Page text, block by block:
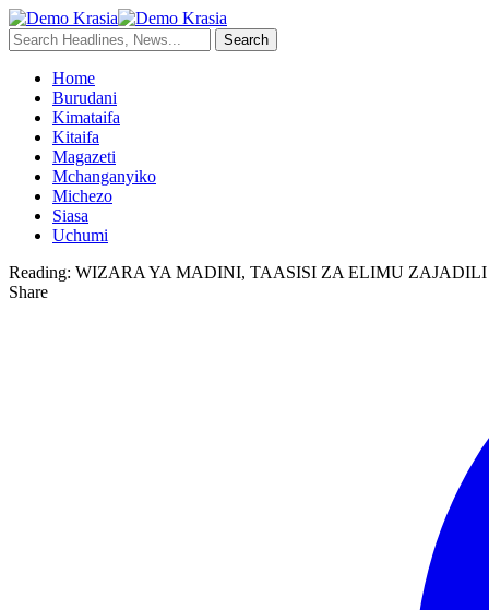
Home
Burudani
Kimataifa
Kitaifa
Magazeti
Mchanganyiko
Michezo
Siasa
Uchumi
Reading: WIZARA YA MADINI, TAASISI ZA ELIMU
Share